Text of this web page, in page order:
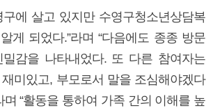
구에 살고 있지만 수영구청소년상담복
게 되었다.”라며 “다음에도 종종 방문
밀감을 나타내었다. 또 다른 참여자는
미있고, 부모로서 말을 조심해야겠다
며 “활동을 통하여 가족 간의 이해를 높